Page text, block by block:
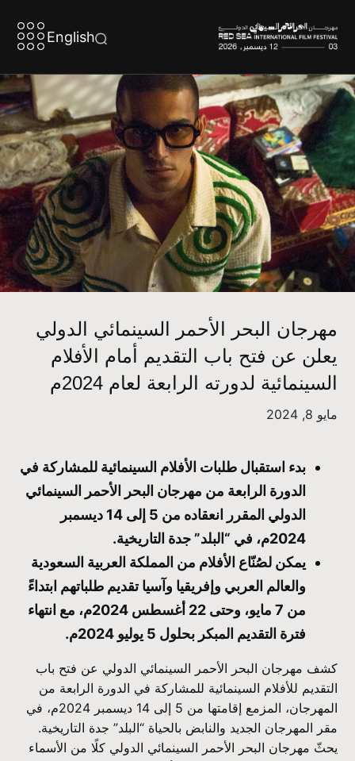
English
مهرجان البحر الأحمر السينمائي الدولي
يعلن عن فتح باب التقديم أمام الأفلام
السينمائية لدورته الرابعة لعام 2024م
مايو 8, 2024
بدء استقبال طلبات الأفلام السينمائية للمشاركة في
الدورة الرابعة من مهرجان البحر الأحمر السينمائي
الدولي المقرر انعقاده من 5 إلى 14 ديسمبر
2024م، في “البلد” جدة التاريخية.
يمكن لصُنّاع الأفلام من المملكة العربية السعودية
والعالم العربي وإفريقيا وآسيا تقديم طلباتهم ابتداءً
من 7 مايو، وحتى 22 أغسطس 2024م، مع انتهاء
فترة التقديم المبكر بحلول 5 يوليو 2024م.
كشف مهرجان البحر الأحمر السينمائي الدولي عن فتح باب
التقديم للأفلام السينمائية للمشاركة في الدورة الرابعة من
المهرجان، المزمع إقامتها من 5 إلى 14 ديسمبر 2024م، في
مقر المهرجان الجديد والنابض بالحياة “البلد” جدة التاريخية.
يحثّ مهرجان البحر الأحمر السينمائي الدولي كلًا من الأسماء